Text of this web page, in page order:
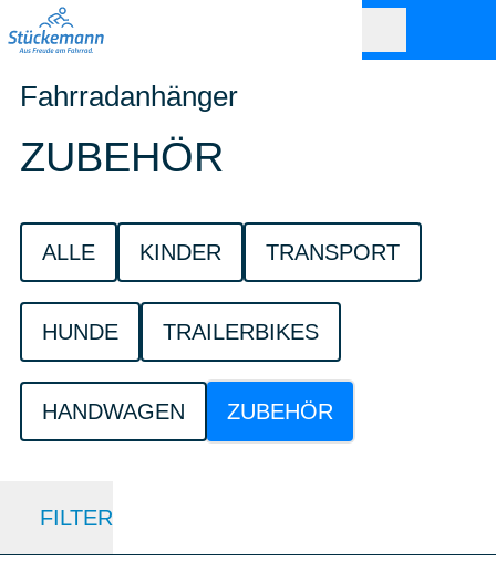
Fahrradanhänger
ZUBEHÖR
ALLE KINDER TRANSPORT
HUNDE TRAILERBIKES
HANDWAGEN ZUBEHÖR
FILTER